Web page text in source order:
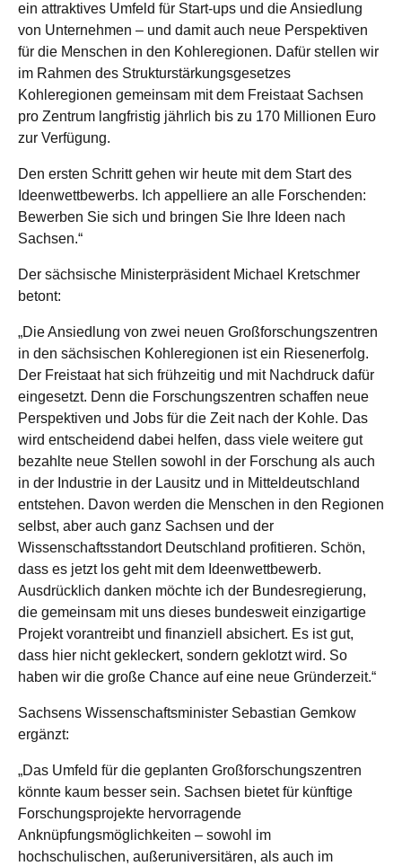
ein attraktives Umfeld für Start-ups und die Ansiedlung
von Unternehmen – und damit auch neue Perspektiven
für die Menschen in den Kohleregionen. Dafür stellen wir
im Rahmen des Strukturstärkungsgesetzes
Kohleregionen gemeinsam mit dem Freistaat Sachsen
pro Zentrum langfristig jährlich bis zu 170 Millionen Euro
zur Verfügung.
Den ersten Schritt gehen wir heute mit dem Start des
Ideenwettbewerbs. Ich appelliere an alle Forschenden:
Bewerben Sie sich und bringen Sie Ihre Ideen nach
Sachsen.“
Der sächsische Ministerpräsident Michael Kretschmer
betont:
„Die Ansiedlung von zwei neuen Großforschungszentren
in den sächsischen Kohleregionen ist ein Riesenerfolg.
Der Freistaat hat sich frühzeitig und mit Nachdruck dafür
eingesetzt. Denn die Forschungszentren schaffen neue
Perspektiven und Jobs für die Zeit nach der Kohle. Das
wird entscheidend dabei helfen, dass viele weitere gut
bezahlte neue Stellen sowohl in der Forschung als auch
in der Industrie in der Lausitz und in Mitteldeutschland
entstehen. Davon werden die Menschen in den Regionen
selbst, aber auch ganz Sachsen und der
Wissenschaftsstandort Deutschland profitieren. Schön,
dass es jetzt los geht mit dem Ideenwettbewerb.
Ausdrücklich danken möchte ich der Bundesregierung,
die gemeinsam mit uns dieses bundesweit einzigartige
Projekt vorantreibt und finanziell absichert. Es ist gut,
dass hier nicht gekleckert, sondern geklotzt wird. So
haben wir die große Chance auf eine neue Gründerzeit.“
Sachsens Wissenschaftsminister Sebastian Gemkow
ergänzt:
„Das Umfeld für die geplanten Großforschungszentren
könnte kaum besser sein. Sachsen bietet für künftige
Forschungsprojekte hervorragende
Anknüpfungsmöglichkeiten – sowohl im
hochschulischen, außeruniversitären, als auch im